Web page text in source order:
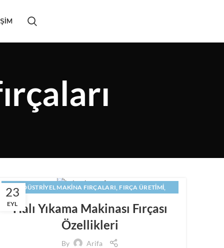
23
EYL
ENDÜSTRIYEL MAKINA FIRÇALARI, FIRÇA ÜRETIMI,
HALI YIKAMA MAKINASI FIRÇALARI IMALATI,
HALI YIKAMA MAKINESI FIRCASI,MAKINA FIRÇALARI
,PANEL FIRÇA,
Halı Yıkama Makinası Fırçası
Özellikleri
By
Arifa